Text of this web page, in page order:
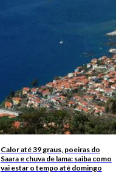
Calor até 39 graus, poeiras do
Saara e chuva de lama: saiba como
vai estar o tempo até domingo